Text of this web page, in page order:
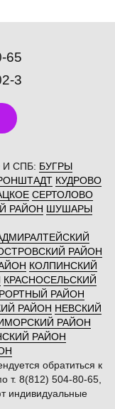
65
3
СПБ: БУГРЫ
КУДРОВО
СЕРТОЛОВО
РАЙОН ШУШАРЫ
РАЙОН
КОЛПИНСКИЙ
КРАСНОСЕЛЬСКИЙ
РАЙОН
РАЙОН НЕВСКИЙ
РАЙОН
РАЙОН
обратиться к
т. 8(812) 504-80-65,
индивидуальные